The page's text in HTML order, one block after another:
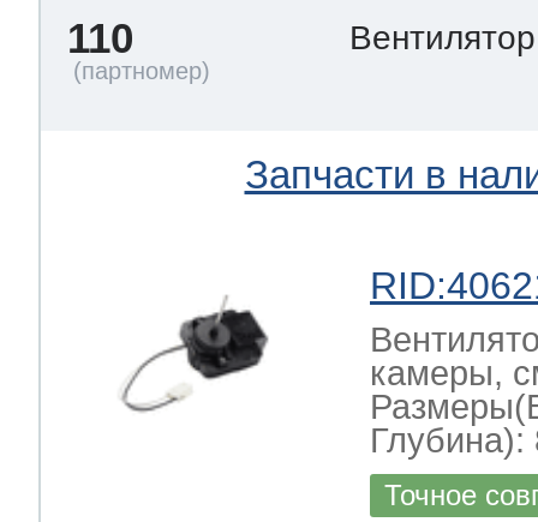
110
Запчасти в
камеры,
Глубина):
Точное